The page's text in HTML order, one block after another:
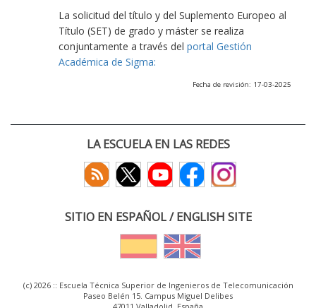
La solicitud del título y del Suplemento Europeo al
Título (SET) de grado y máster se realiza
conjuntamente a través del portal Gestión
Académica de Sigma:
Fecha de revisión: 17-03-2025
LA ESCUELA EN LAS REDES
SITIO EN ESPAÑOL / ENGLISH SITE
(c) 2026 :: Escuela Técnica Superior de Ingenieros de Telecomunicación
Paseo Belén 15. Campus Miguel Delibes